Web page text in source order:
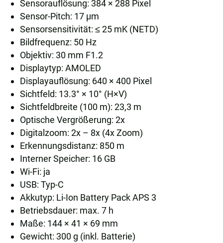
Sensorauflösung: 384 × 288 Pixel
Sensor-Pitch: 17 µm
Sensorsensitivität: ≤ 25 mK (NETD)
Bildfrequenz: 50 Hz
Objektiv: 30 mm F1.2
Displaytyp: AMOLED
Displayauflösung: 640 × 400 Pixel
Sichtfeld: 13.3° × 10° (H×V)
Sichtfeldbreite (100 m): 23,3 m
Optische Vergrößerung: 2x
Digitalzoom: 2x – 8x (4x Zoom)
Erkennungsdistanz: 850 m
Interner Speicher: 16 GB
Wi-Fi: ja
USB: Typ-C
Akkutyp: Li-Ion Battery Pack APS 3
Betriebsdauer: max. 7 h
Maße: 144 × 41 × 69 mm
Gewicht: 300 g (inkl. Batterie)